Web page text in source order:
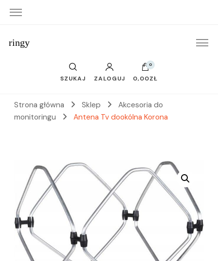
ringy
SZUKAJ ZALOGUJ
0
0,00ZŁ
Strona główna Sklep
Akcesoria do
monitoringu
Antena Tv dookólna Korona